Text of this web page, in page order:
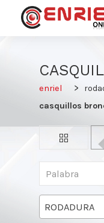
enriel
casquillos
RODADURA